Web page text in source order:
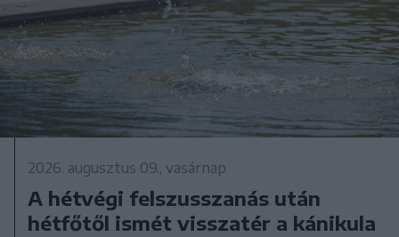
2026. augusztus 09., vasárnap
A hétvégi felszusszanás után
hétfőtől ismét visszatér a kánikula